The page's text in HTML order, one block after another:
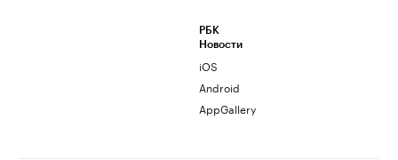
РБК
Новости
iOS
Android
AppGallery